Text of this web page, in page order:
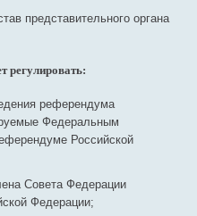
представительного органа
регулировать:
референдума
Федеральным
Российской
Совета Федерации
Федерации;